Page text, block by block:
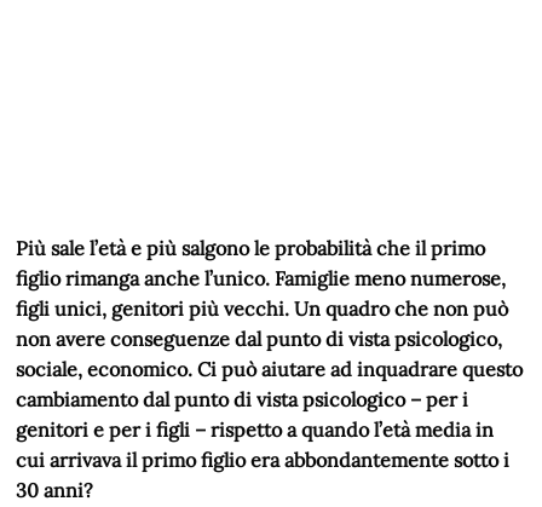
Più sale l’età e più salgono le probabilità che il primo
figlio rimanga anche l’unico. Famiglie meno numerose,
figli unici, genitori più vecchi. Un quadro che non può
non avere conseguenze dal punto di vista psicologico,
sociale, economico. Ci può aiutare ad inquadrare questo
cambiamento dal punto di vista psicologico – per i
genitori e per i figli – rispetto a quando l’età media in
cui arrivava il primo figlio era abbondantemente sotto i
30 anni?